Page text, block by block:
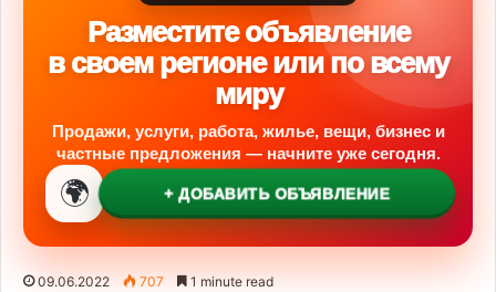
Разместите объявление
в своем регионе или по всему
миру
Продажи, услуги, работа, жилье, вещи, бизнес и
частные предложения — начните уже сегодня.
🌍 + ДОБАВИТЬ ОБЪЯВЛЕНИЕ
09.06.2022 707 1 minute read